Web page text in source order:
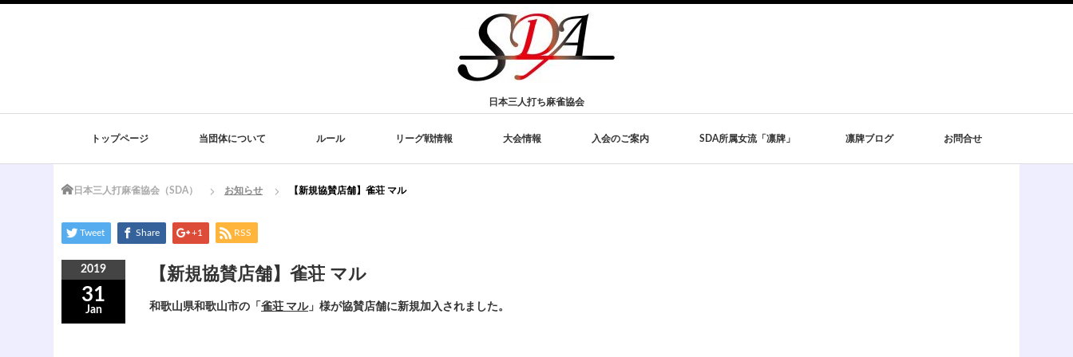
日本三人打ち麻雀協会
トップページ 当団体について ルール リーグ戦情報 大会情報 入会のご案内 SDA所属女流「凛牌」 凛牌ブログ お問合せ
日本三人打麻雀協会（SDA）
Home お知らせ 【新規協賛店舗】雀荘 マル
Tweet Share +1 RSS
2019
31
Jan
【新規協賛店舗】雀荘 マル
和歌山県和歌山市の「 雀荘 マル」様が協賛店舗に新規加入されました。